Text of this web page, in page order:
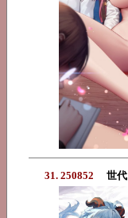
31. 250852 世代